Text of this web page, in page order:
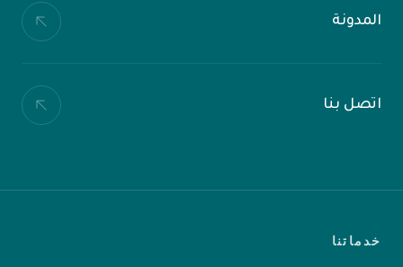
المدونة
اتصل بنا
خدماتنا